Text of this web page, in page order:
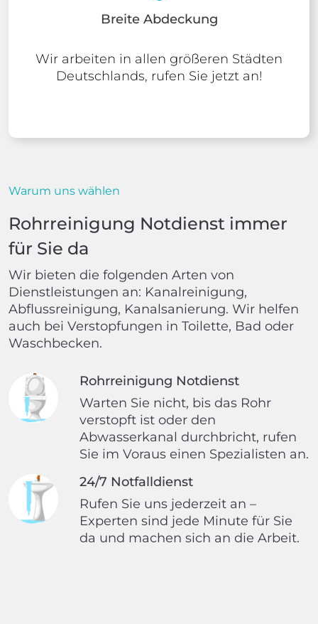
Breite Abdeckung
Wir arbeiten in allen größeren Städten
Deutschlands, rufen Sie jetzt an!
Warum uns wählen
Rohrreinigung Notdienst immer
für Sie da
Wir bieten die folgenden Arten von
Dienstleistungen an: Kanalreinigung,
Abflussreinigung, Kanalsanierung. Wir helfen
auch bei Verstopfungen in Toilette, Bad oder
Waschbecken.
Rohrreinigung Notdienst
Warten Sie nicht, bis das Rohr
verstopft ist oder den
Abwasserkanal durchbricht, rufen
Sie im Voraus einen Spezialisten an.
24/7 Notfalldienst
Rufen Sie uns jederzeit an –
Experten sind jede Minute für Sie
da und machen sich an die Arbeit.